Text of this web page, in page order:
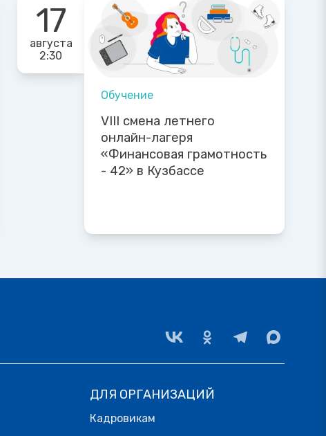
17
августа
2:30
Обучение
VIII смена летнего
онлайн-лагеря
«Финансовая грамотность
- 42» в Кузбассе
ДЛЯ ОРГАНИЗАЦИЙ
Кадровикам